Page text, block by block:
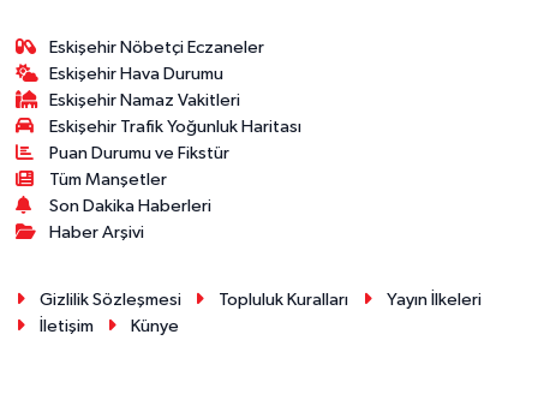
Eskişehir Nöbetçi Eczaneler
Eskişehir Hava Durumu
Eskişehir Namaz Vakitleri
Eskişehir Trafik Yoğunluk Haritası
Puan Durumu ve Fikstür
Tüm Manşetler
Son Dakika Haberleri
Haber Arşivi
Gizlilik Sözleşmesi Topluluk Kuralları
Yayın İlkeleri
İletişim
Künye